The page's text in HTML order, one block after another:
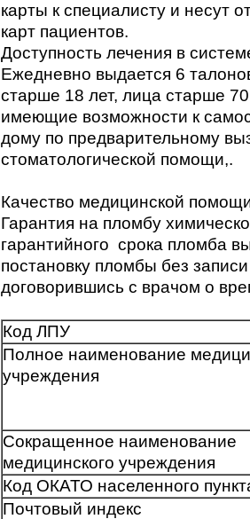
карты к специалисту и несут
карт пациентов.
Доступность лечения в
Ежедневно выдается 6
старше 18 лет, лица старше
имеющие возможности к
дому по предварительному
стоматологической помощи,.
Качество медицинской
Гарантия на пломбу
гарантийного срока пломба
постановку пломбы без
договорившись с врачом о
Код ЛПУ
Полное наименование
учреждения
Сокращенное наименование
медицинского учреждения
Код ОКАТО населенного
Почтовый индекс